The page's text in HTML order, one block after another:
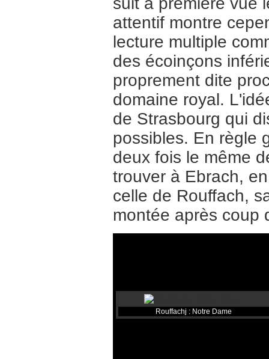
attentif montre
lecture multiple
des écoinçons
proprement dite
domaine royal.
de Strasbourg qui
possibles. En règle
deux fois le même
trouver à Ebrach,
celle de Rouffach,
montée après coup
Rouffachj : Notre Dame